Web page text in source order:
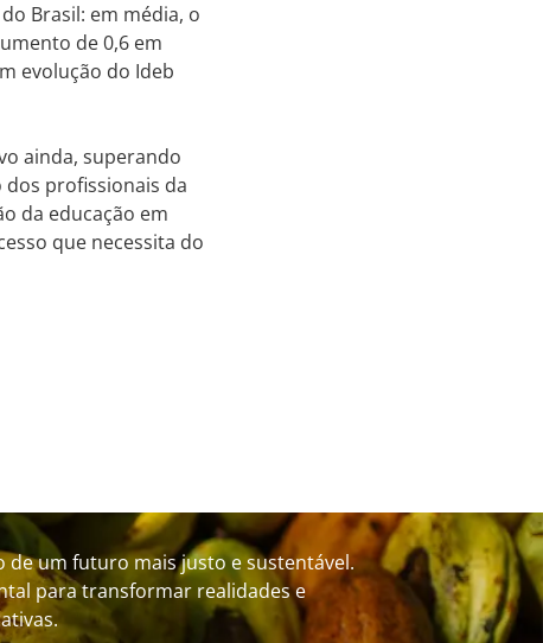
Brasil: em média, o
de 0,6 em
evolução do Ideb
ainda, superando
profissionais da
da educação em
que necessita do
de um futuro mais justo e sustentável.
para transformar realidades e